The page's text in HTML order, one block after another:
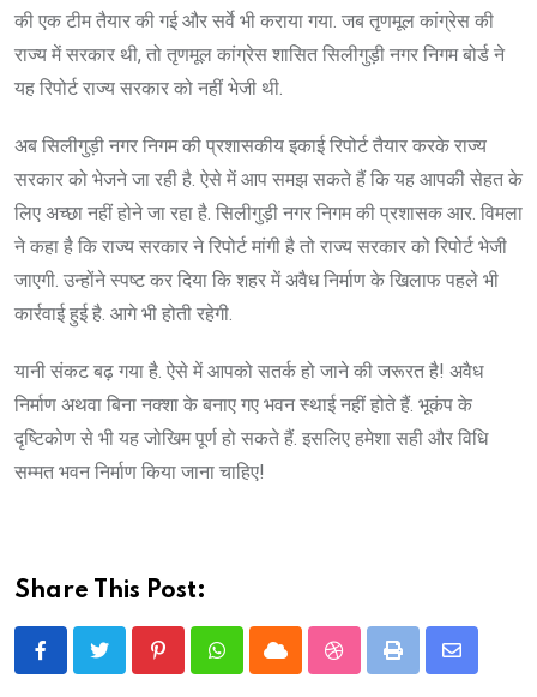
की एक टीम तैयार की गई और सर्वे भी कराया गया. जब तृणमूल कांग्रेस की
राज्य में सरकार थी, तो तृणमूल कांग्रेस शासित सिलीगुड़ी नगर निगम बोर्ड ने
यह रिपोर्ट राज्य सरकार को नहीं भेजी थी.
अब सिलीगुड़ी नगर निगम की प्रशासकीय इकाई रिपोर्ट तैयार करके राज्य
सरकार को भेजने जा रही है. ऐसे में आप समझ सकते हैं कि यह आपकी सेहत के
लिए अच्छा नहीं होने जा रहा है. सिलीगुड़ी नगर निगम की प्रशासक आर. विमला
ने कहा है कि राज्य सरकार ने रिपोर्ट मांगी है तो राज्य सरकार को रिपोर्ट भेजी
जाएगी. उन्होंने स्पष्ट कर दिया कि शहर में अवैध निर्माण के खिलाफ पहले भी
कार्रवाई हुई है. आगे भी होती रहेगी.
यानी संकट बढ़ गया है. ऐसे में आपको सतर्क हो जाने की जरूरत है! अवैध
निर्माण अथवा बिना नक्शा के बनाए गए भवन स्थाई नहीं होते हैं. भूकंप के
दृष्टिकोण से भी यह जोखिम पूर्ण हो सकते हैं. इसलिए हमेशा सही और विधि
सम्मत भवन निर्माण किया जाना चाहिए!
Share This Post:
PinterestWhatsappCloud StumbleUpon
Print
Share